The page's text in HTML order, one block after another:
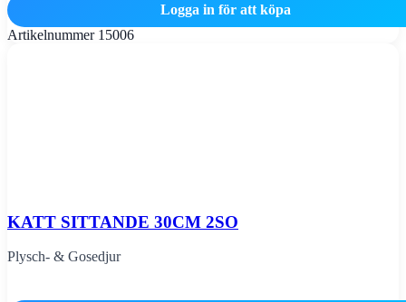
Logga in för att köpa
Artikelnummer 15006
KATT SITTANDE 30CM 2SO
Plysch- & Gosedjur